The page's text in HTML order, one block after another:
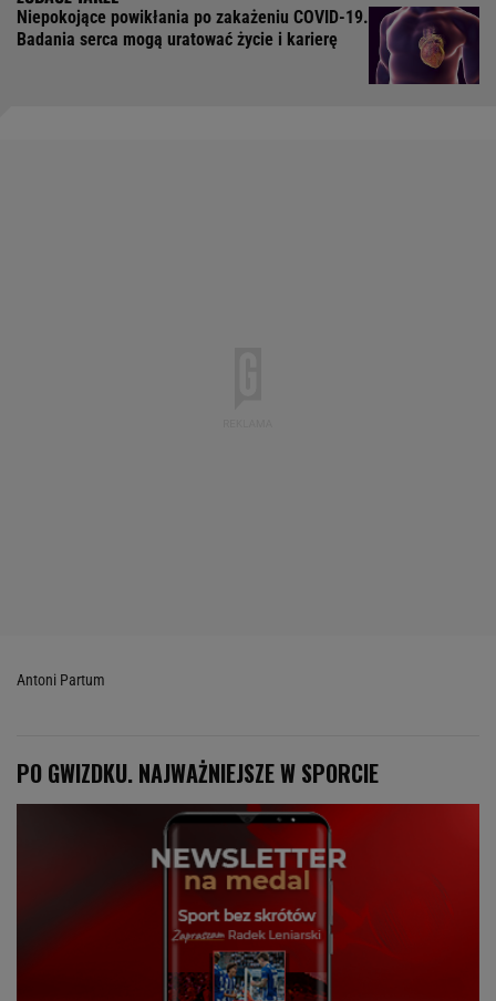
Niepokojące powikłania po zakażeniu COVID-19.
Badania serca mogą uratować życie i karierę
Antoni Partum